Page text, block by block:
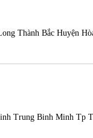
Thành Bắc Huyện
Trung Binh Minh Tp